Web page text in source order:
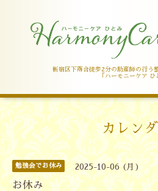
新宿区下落合徒歩2分の助産師の行う
「ハーモニーケア ひ
カレン
勉強会でお休み 2025-10-06 (月)
お休み